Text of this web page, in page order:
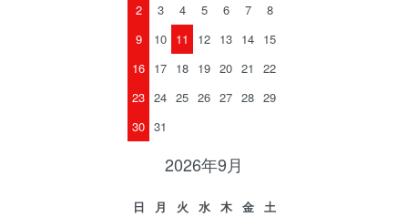
2
3 4 5 6 7
8
9
10 11 12 13 14 15
16 17 18 19 20 21
22
23 24 25 26 27 28 29
30 31
2026年9月
日 月 火 水 木 金
土